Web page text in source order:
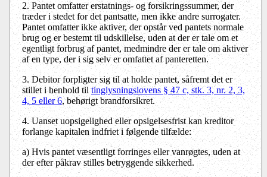
2. Pantet omfatter erstatnings- og forsikringssummer, der
træder i stedet for det pantsatte, men ikke andre surrogater.
Pantet omfatter ikke aktiver, der opstår ved pantets normale
brug og er bestemt til udskillelse, uden at der er tale om et
egentligt forbrug af pantet, medmindre der er tale om aktiver
af en type, der i sig selv er omfattet af panteretten.
3. Debitor forpligter sig til at holde pantet, såfremt det er
stillet i henhold tiltinglysningslovens § 47 c, stk. 3, nr. 2, 3,
4, 5 eller 6, behørigt brandforsikret.
4. Uanset uopsigelighed eller opsigelsesfrist kan kreditor
forlange kapitalen indfriet i følgende tilfælde:
a) Hvis pantet væsentligt forringes eller vanrøgtes, uden at
der efter påkrav stilles betryggende sikkerhed.